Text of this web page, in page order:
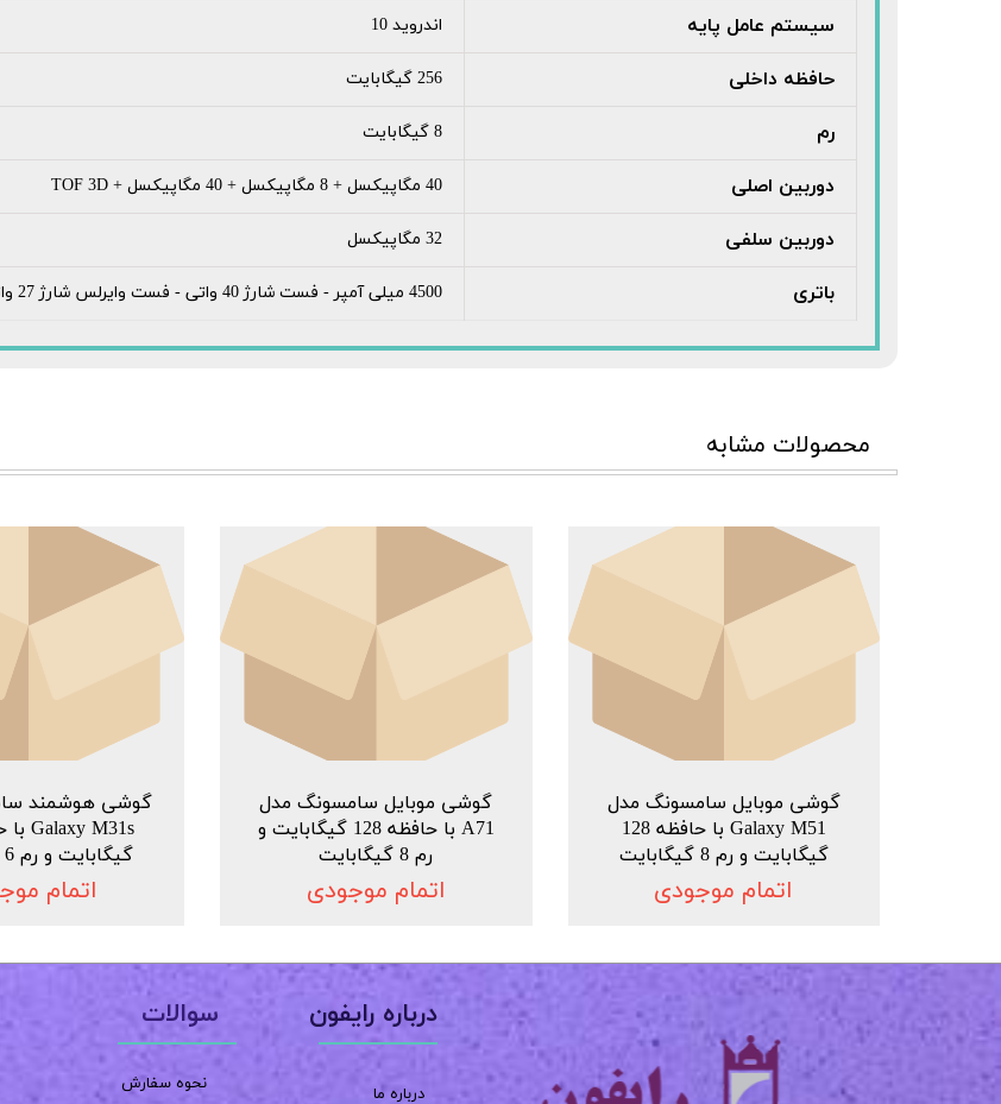
سیستم عامل پایه اندروید 10
حافظه داخلی 256 گیگابایت
رم 8 گیگابایت
دوربین اصلی 40 مگاپیکسل + 8 مگاپیکسل + 40 مگاپیکسل + TOF 3D
دوربین سلفی 32 مگاپیکسل
باتری 4500 میلی آمپر - فست شارژ 40 واتی - فست وایرلس شارژ 27 واتی - ریورس وایرلس شارژ
محصولات مشابه
گوشی موبایل سامسونگ مدل
Galaxy M51 با حافظه 128
گیگابایت و رم 8 گیگابایت
اتمام موجودی
گوشی موبایل سامسونگ مدل
A71 با حافظه 128 گیگابایت و
رم 8 گیگابایت
اتمام موجودی
گوشی هوشمند
گیگابایت و رم 6 گیگابایت
اتمام
سوالات
نحوه سفارش
درباره رایفون
درباره ما